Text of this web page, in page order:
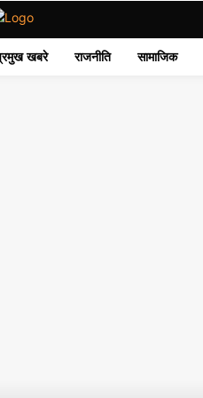
खबरे राजनीति सामाजिक